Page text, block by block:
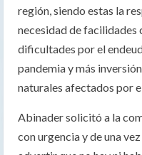
región, siendo estas la
necesidad de facilidades
dificultades por el
pandemia y más
naturales afectados por
Abinader solicitó a la
con urgencia y de una